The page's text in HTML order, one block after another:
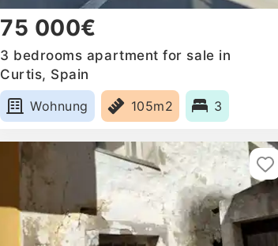
75 000€
3 bedrooms apartment for sale in
Curtis, Spain
Wohnung
105m2 3